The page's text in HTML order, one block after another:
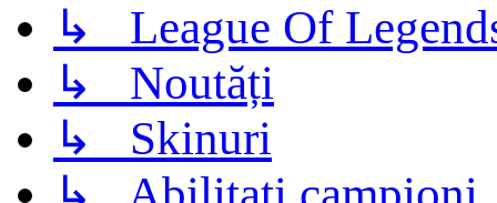
↳ League Of
↳ Noutăți
↳ Skinuri